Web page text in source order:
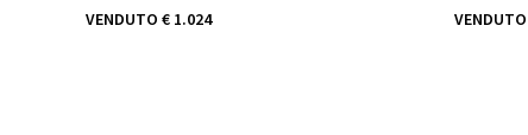
VENDUTO € 1.024 VENDUTO